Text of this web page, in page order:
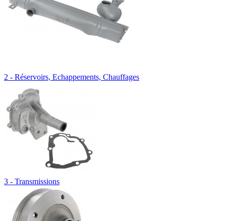
2 - Réservoirs, Echappements, Chauffages
3 - Transmissions